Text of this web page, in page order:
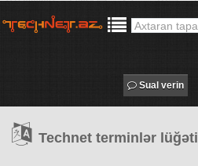
Sual verin
Technet terminlər lüğəti